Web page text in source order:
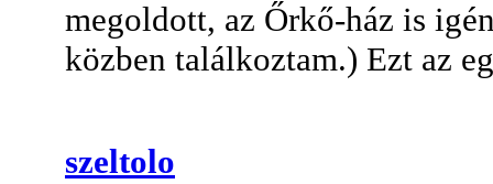
megoldott, az Őrkő-ház is
közben találkoztam.) Ezt az
szeltolo